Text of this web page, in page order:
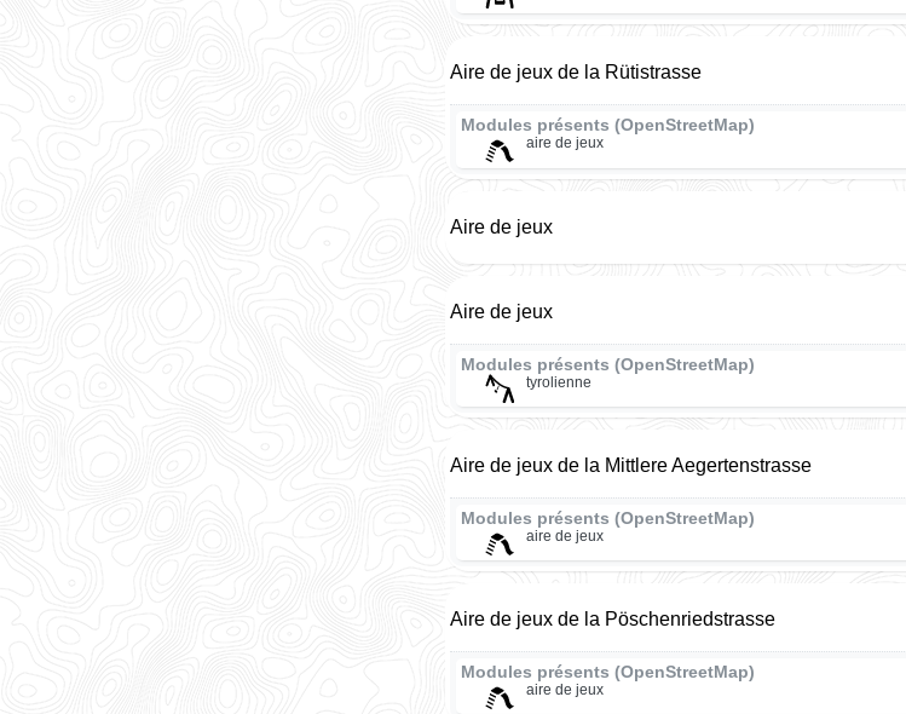
Aire de jeux de la Rütistrasse
Modules présents (OpenStreetMap)
aire de jeux
Aire de jeux
Aire de jeux
Modules présents (OpenStreetMap)
tyrolienne
Aire de jeux de la Mittlere Aegertenstrasse
Modules présents (OpenStreetMap)
aire de jeux
Aire de jeux de la Pöschenriedstrasse
Modules présents (OpenStreetMap)
aire de jeux